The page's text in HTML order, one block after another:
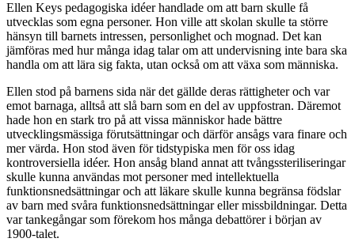
Ellen Keys pedagogiska idéer handlade om att barn skulle få
utvecklas som egna personer. Hon ville att skolan skulle ta större
hänsyn till barnets intressen, personlighet och mognad. Det kan
jämföras med hur många idag talar om att undervisning inte bara ska
handla om att lära sig fakta, utan också om att växa som människa.
Ellen stod på barnens sida när det gällde deras rättigheter och var
emot barnaga, alltså att slå barn som en del av uppfostran. Däremot
hade hon en stark tro på att vissa människor hade bättre
utvecklingsmässiga förutsättningar och därför ansågs vara finare och
mer värda. Hon stod även för tidstypiska men för oss idag
kontroversiella idéer. Hon ansåg bland annat att tvångssteriliseringar
skulle kunna användas mot personer med intellektuella
funktionsnedsättningar och att läkare skulle kunna begränsa födslar
av barn med svåra funktionsnedsättningar eller missbildningar. Detta
var tankegångar som förekom hos många debattörer i början av
1900-talet.